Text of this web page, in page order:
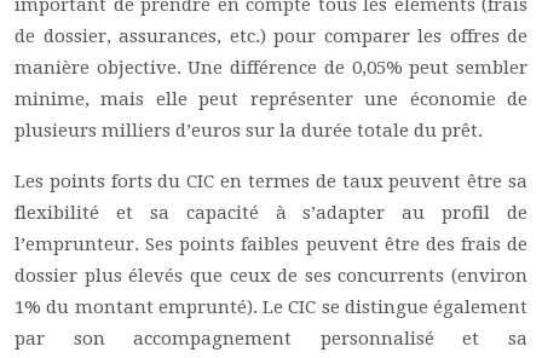
important de prendre en compte tous les éléments (frais
de dossier, assurances, etc.) pour comparer les offres de
manière objective. Une différence de 0,05% peut sembler
minime, mais elle peut représenter une économie de
plusieurs milliers d’euros sur la durée totale du prêt.
Les points forts du CIC en termes de taux peuvent être sa
flexibilité et sa capacité à s’adapter au profil de
l’emprunteur. Ses points faibles peuvent être des frais de
dossier plus élevés que ceux de ses concurrents (environ
1% du montant emprunté). Le CIC se distingue également
par son accompagnement personnalisé et sa